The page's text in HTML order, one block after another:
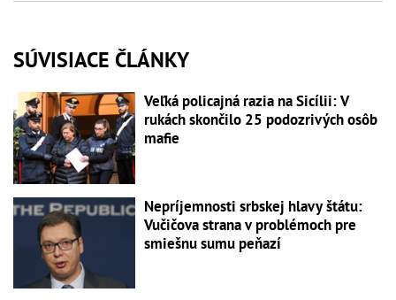
SÚVISIACE ČLÁNKY
Veľká policajná razia na Sicílii: V
rukách skončilo 25 podozrivých osôb
mafie
Nepríjemnosti srbskej hlavy štátu:
Vučičova strana v problémoch pre
smiešnu sumu peňazí